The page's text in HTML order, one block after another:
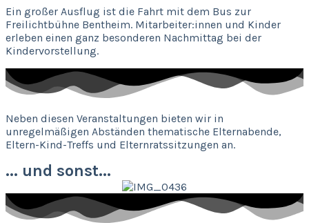
Ein großer Ausflug ist die Fahrt mit dem Bus zur
Freilichtbühne Bentheim. Mitarbeiter:innen und Kinder
erleben einen ganz besonderen Nachmittag bei der
Kindervorstellung.
Neben diesen Veranstaltungen bieten wir in
unregelmäßigen Abständen thematische Elternabende,
Eltern-Kind-Treffs und Elternratssitzungen an.
... und sonst...